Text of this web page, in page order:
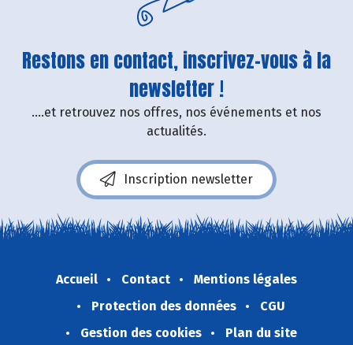
Restons en contact, inscrivez-vous à la
newsletter !
....et retrouvez nos offres, nos événements et nos
actualités.
Inscription newsletter
Accueil Contact
Mentions légales
Protection des données
CGU
Gestion des cookies
Plan du site